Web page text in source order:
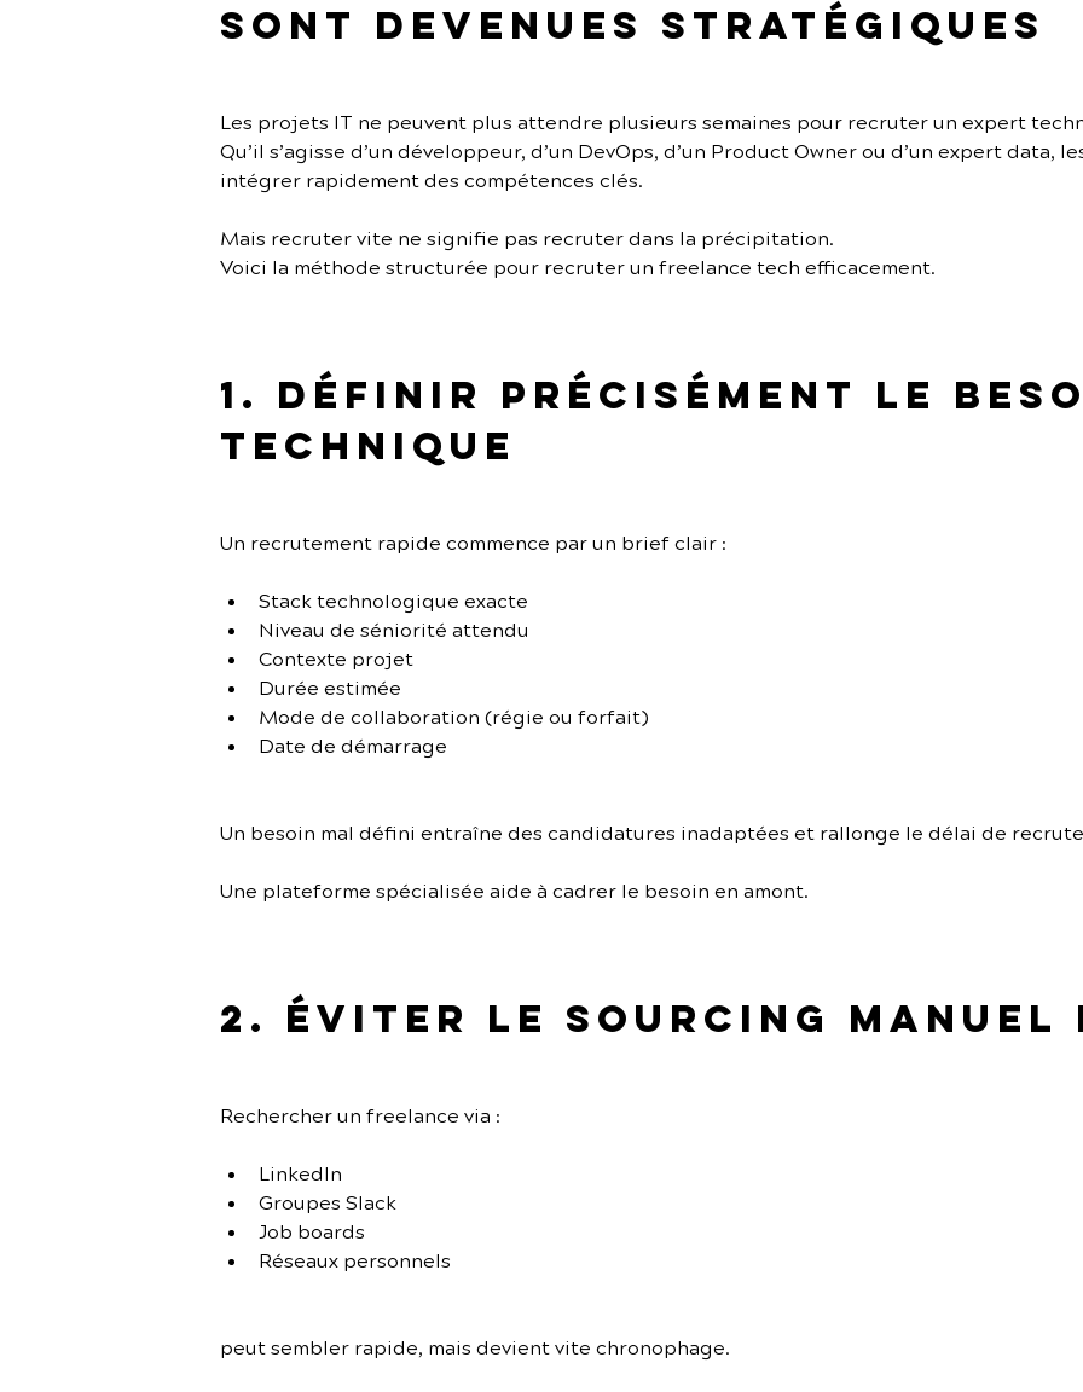
sont devenues stratégiques
Les projets IT ne peuvent plus attendre plusieurs semaines pour recruter un expert
Qu’il s’agisse d’un développeur, d’un DevOps, d’un Product Owner ou d’un expert
intégrer rapidement des compétences clés.
Mais recruter vite ne signifie pas recruter dans la précipitation.
Voici la méthode structurée pour recruter un freelance tech efficacement.
1. Définir précisément le
technique
Un recrutement rapide commence par un brief clair :
Stack technologique exacte
Niveau de séniorité attendu
Contexte projet
Durée estimée
Mode de collaboration (régie ou forfait)
Date de démarrage
Un besoin mal défini entraîne des candidatures inadaptées et rallonge le délai de
Une plateforme spécialisée aide à cadrer le besoin en amont.
2. Éviter le sourcing manuel
Rechercher un freelance via :
LinkedIn
Groupes Slack
Job boards
Réseaux personnels
peut sembler rapide, mais devient vite chronophage.